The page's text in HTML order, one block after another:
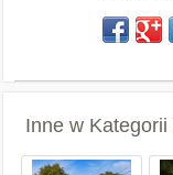
Inne w Kategorii